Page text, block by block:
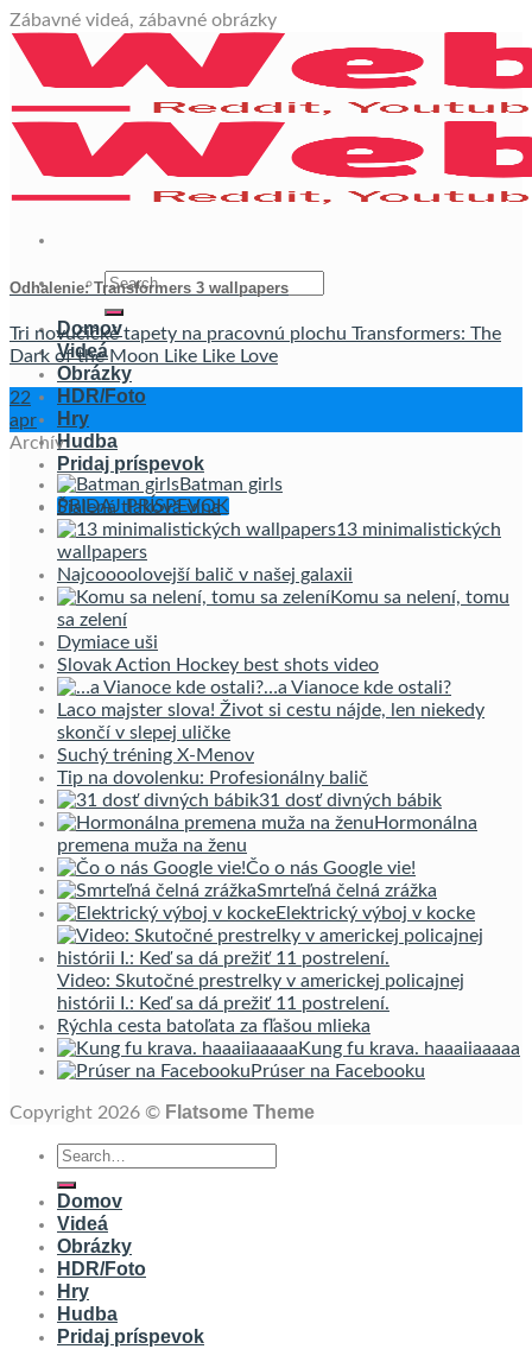
Zábavné videá, zábavné obrázkySkip
to
content
Domov
Videá
Obrázky
HDR/Foto
Hry
Hudba
Pridaj príspevok
PRIDAJ PRÍSPEVOK
Odhalenie: Transformers 3 wallpapers
Tri novučičké tapety na pracovnú plochu Transformers: The
Dark of the Moon Like Like Love
22
apr
Archív
Batman girls
Šialená tlaková vlna
13 minimalistických
wallpapers
Najcoooolovejší balič v našej galaxii
Komu sa nelení, tomu
sa zelení
Dymiace uši
Slovak Action Hockey best shots video
…a Vianoce kde ostali?
Laco majster slova! Život si cestu nájde, len niekedy
skončí v slepej uličke
Suchý tréning X-Menov
Tip na dovolenku: Profesionálny balič
31 dosť divných bábik
Hormonálna
premena muža na ženu
Čo o nás Google vie!
Smrteľná čelná zrážka
Elektrický výboj v kocke
Video: Skutočné prestrelky v americkej policajnej
histórii I.: Keď sa dá prežiť 11 postrelení.
Rýchla cesta batoľata za fľašou mlieka
Kung fu krava. haaaiiaaaaa
Prúser na Facebooku
Copyright 2026 © Flatsome Theme
Domov
Videá
Obrázky
HDR/Foto
Hry
Hudba
Pridaj príspevok